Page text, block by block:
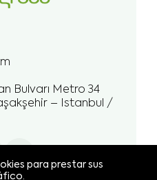
Bulvarı Metro 34
– Istanbul /
para prestar sus